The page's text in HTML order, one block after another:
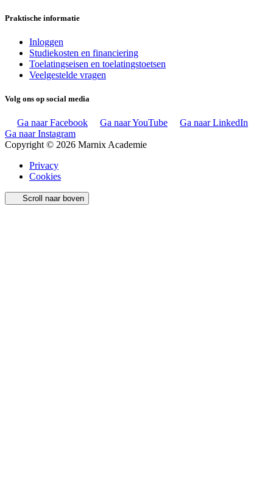
Praktische informatie
Inloggen
Studiekosten en financiering
Toelatingseisen en toelatingstoetsen
Veelgestelde vragen
Volg ons op social media
Ga naar Facebook Ga naar YouTube
Ga naar LinkedIn
Ga naar Instagram
Copyright © 2026 Marnix Academie
Privacy
Cookies
Scroll naar boven